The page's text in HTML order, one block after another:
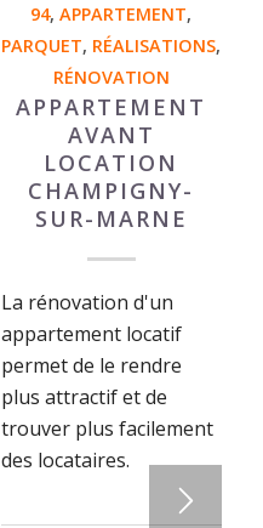
94,APPARTEMENT,
PARQUET, RÉALISATIONS,
RÉNOVATION
APPARTEMENT
AVANT
LOCATION
CHAMPIGNY-
SUR-MARNE
La rénovation d'un
appartement locatif
permet de le rendre
plus attractif et de
trouver plus facilement
des locataires.